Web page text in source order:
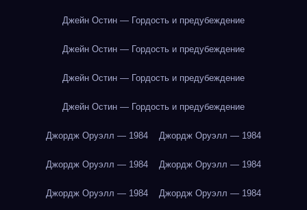
Джейн Остин — Гордость и предубеждение
Джейн Остин — Гордость и предубеждение
Джейн Остин — Гордость и предубеждение
Джейн Остин — Гордость и предубеждение
Джордж Оруэлл — 1984 Джордж Оруэлл — 1984
Джордж Оруэлл — 1984 Джордж Оруэлл — 1984
Джордж Оруэлл — 1984 Джордж Оруэлл — 1984